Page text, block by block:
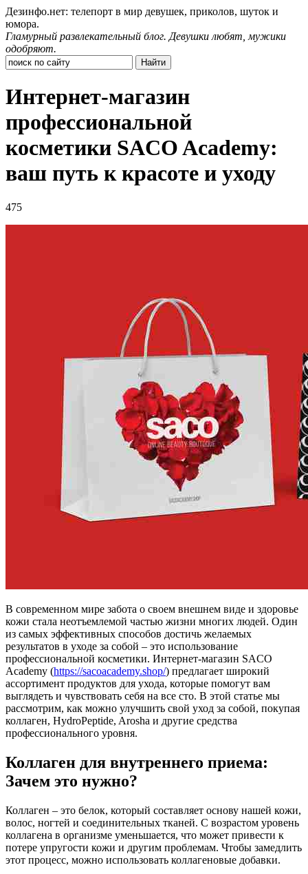
Дезинфо.нет: телепорт в мир девушек, приколов, шуток и
юмора.
Гламурный развлекательный блог. Девушки любят, мужики
одобряют.
Интернет-магазин
профессиональной
косметики SACO Academy:
ваш путь к красоте и уходу
475
В современном мире забота о своем внешнем виде и здоровье
кожи стала неотъемлемой частью жизни многих людей. Один
из самых эффективных способов достичь желаемых
результатов в уходе за собой – это использование
профессиональной косметики. Интернет-магазин SACO
Academy (https://sacoacademy.shop/) предлагает широкий
ассортимент продуктов для ухода, которые помогут вам
выглядеть и чувствовать себя на все сто. В этой статье мы
рассмотрим, как можно улучшить свой уход за собой, покупая
коллаген, HydroPeptide, Arosha и другие средства
профессионального уровня.
Коллаген для внутреннего приема:
Зачем это нужно?
Коллаген – это белок, который составляет основу нашей кожи,
волос, ногтей и соединительных тканей. С возрастом уровень
коллагена в организме уменьшается, что может привести к
потере упругости кожи и другим проблемам. Чтобы замедлить
этот процесс, можно использовать коллагеновые добавки.